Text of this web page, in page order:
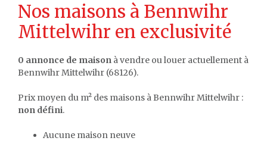
Nos maisons à Bennwihr
Mittelwihr en exclusivité
0 annonce de maison à vendre ou louer actuellement à
Bennwihr Mittelwihr (68126).
Prix moyen du m² des maisons à Bennwihr Mittelwihr :
non défini.
Aucune maison neuve